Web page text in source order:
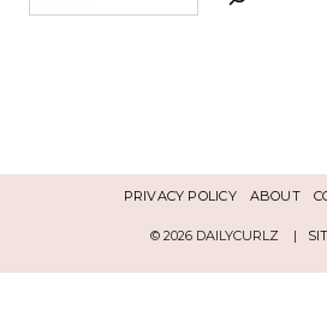
PRIVACY POLICY ABOUT
© 2026 DAILYCURLZ |